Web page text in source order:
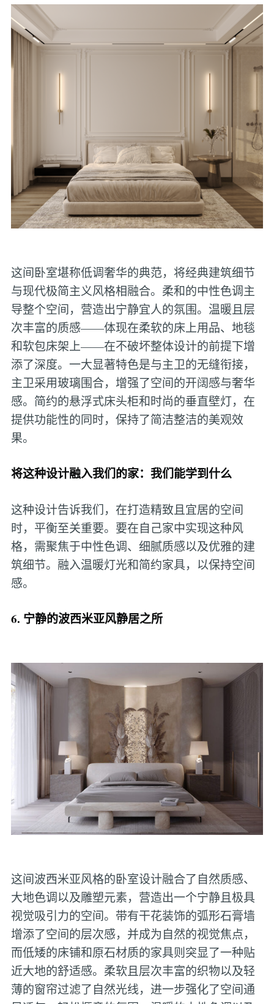
这间卧室堪称低调奢华的典范，将经典建筑细节
与现代极简主义风格相融合。柔和的中性色调主
导整个空间，营造出宁静宜人的氛围。温暖且层
次丰富的质感——体现在柔软的床上用品、地毯
和软包床架上——在不破坏整体设计的前提下增
添了深度。一大显著特色是与主卫的无缝衔接，
主卫采用玻璃围合，增强了空间的开阔感与奢华
感。简约的悬浮式床头柜和时尚的垂直壁灯，在
提供功能性的同时，保持了简洁整洁的美观效
果。
将这种设计融入我们的家：我们能学到什么
这种设计告诉我们，在打造精致且宜居的空间
时，平衡至关重要。要在自己家中实现这种风
格，需聚焦于中性色调、细腻质感以及优雅的建
筑细节。融入温暖灯光和简约家具，以保持空间
感。
6. 宁静的波西米亚风静居之所
这间波西米亚风格的卧室设计融合了自然质感、
大地色调以及雕塑元素，营造出一个宁静且极具
视觉吸引力的空间。带有干花装饰的弧形石膏墙
增添了空间的层次感，并成为自然的视觉焦点，
而低矮的床铺和原石材质的家具则突显了一种贴
近大地的舒适感。柔软且层次丰富的织物以及轻
薄的窗帘过滤了自然光线，进一步强化了空间通